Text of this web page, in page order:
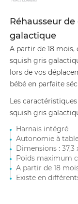
Réhausseur
galactique
A partir de 18 mois,
squish gris
lors de vos
bébé en parfaite
Les
squish gris
Harnais intégré
Autonomie à
Dimensions : 37,3
Poids maximum
A partir de 18
Existe en